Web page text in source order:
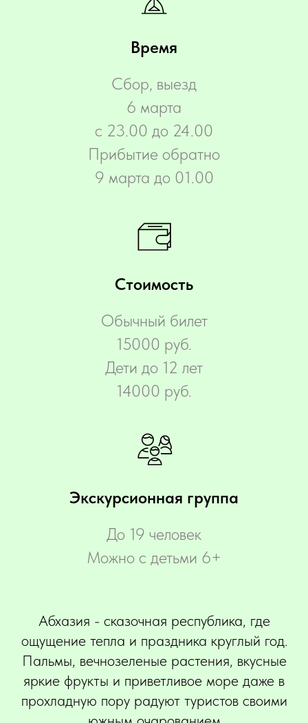
Время
Сбор, выезд
6 марта
с 23.00 до 24.00
Прибытие обратно
9 марта до 01.00
Стоимость
Обычный билет
15000 руб.
Дети до 12 лет
14000 руб.
Экскурсионная группа
До 19 человек
Можно с детьми 6+
Абхазия - сказочная республика, где
ощущение тепла и праздника круглый год.
Пальмы, вечнозеленые растения, вкусные
яркие фрукты и приветливое море даже в
прохладную пору радуют туристов своими